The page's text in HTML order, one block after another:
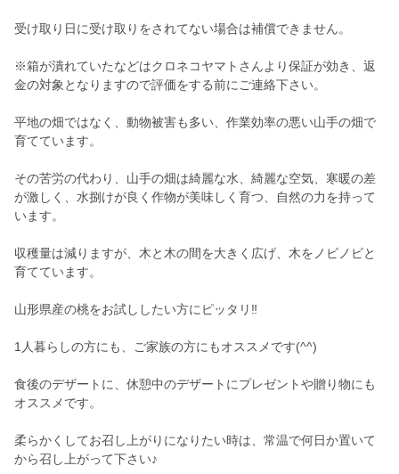
受け取り日に受け取りをされてない場合は補償できません。
※箱が潰れていたなどはクロネコヤマトさんより保証が効き、返
金の対象となりますので評価をする前にご連絡下さい。
平地の畑ではなく、動物被害も多い、作業効率の悪い山手の畑で
育てています。
その苦労の代わり、山手の畑は綺麗な水、綺麗な空気、寒暖の差
が激しく、水捌けが良く作物が美味しく育つ、自然の力を持って
います。
収穫量は減りますが、木と木の間を大きく広げ、木をノビノビと
育てています。
山形県産の桃をお試ししたい方にピッタリ‼︎
1人暮らしの方にも、ご家族の方にもオススメです(^^)
食後のデザートに、休憩中のデザートにプレゼントや贈り物にも
オススメです。
柔らかくしてお召し上がりになりたい時は、常温で何日か置いて
から召し上がって下さい♪